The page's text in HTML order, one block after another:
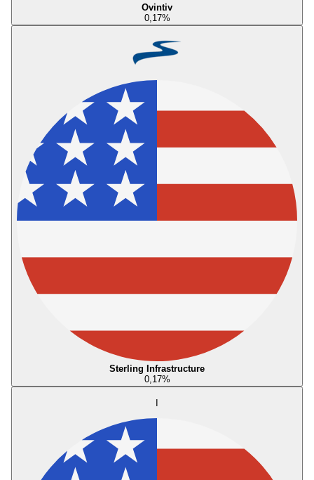
Ovintiv
0,17%
Sterling Infrastructure
0,17%